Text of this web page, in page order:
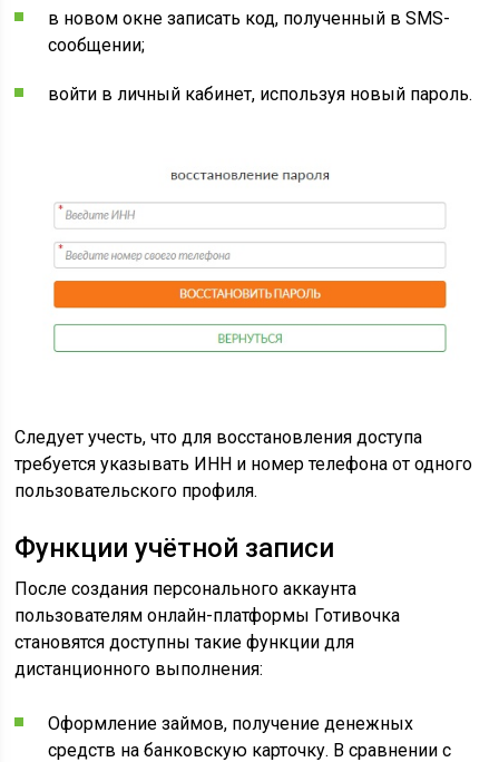
в новом окне записать код, полученный в SMS-
сообщении;
войти в личный кабинет, используя новый пароль.
Следует учесть, что для восстановления доступа
требуется указывать ИНН и номер телефона от одного
пользовательского профиля.
Функции учётной записи
После создания персонального аккаунта
пользователям онлайн-платформы Готивочка
становятся доступны такие функции для
дистанционного выполнения:
Оформление займов, получение денежных
средств на банковскую карточку. В сравнении с